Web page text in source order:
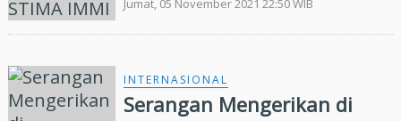
STIMA IMMI Tanda Tangani
Pakta Integritas
Jumat, 05 November 2021 22:50 WIB
INTERNASIONAL
Serangan Mengerikan di